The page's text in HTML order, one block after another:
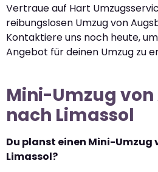
Vertraue auf Hart
reibungslosen Umzug von
Kontaktiere uns noch heute,
Angebot für deinen Umzug zu
Mini-Umzug
nach Limassol
Du planst einen Mini-Umzug
Limassol?